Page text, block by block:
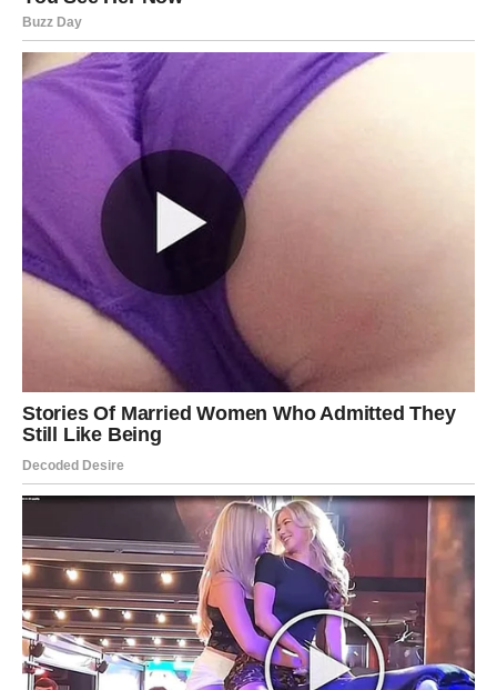
neočekivano ili veoma važna promjena koja će vam
pomoći da konačno osjetite sigurnost.
Ono što će vas posebno iznenaditi jeste činjenica da će
se neke stvari početi rješavati mnogo brže nego što
trenutno mislite.
Zvijezde vam poručuju da budete mudre s novcem, ali i
da konačno počnete vjerovati da zaslužujete mnogo više.
JEDNA ISTINA ĆE VAM
PROMIJENITI POGLED NA SVE
Do kraja godine mogle biste saznati nešto veoma važno.
Moguće je priznanje, iskren razgovor ili situacija tokom
koje ćete konačno shvatiti kome zaista možete vjerovati.
Iako bi vas istina na početku mogla iznenaditi, kasnije
ćete shvatiti da vam je bila potrebna kako biste nastavile
dalje bez tereta i sumnji.
Mnoge Vodolije će tokom ovog perioda konačno prestati